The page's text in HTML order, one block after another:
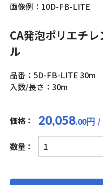
画像例：10D-FB-LITE
CA発泡ポリエチ
ル
品番：5D-FB-LITE 30m
入数/長さ：30m
価格： 20,058.00円 /
数量：
CA
発
ポ